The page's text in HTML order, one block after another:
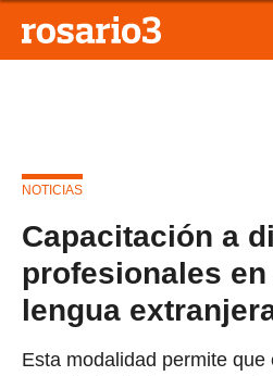
NOTICIAS
Capacitación a
profesionales
lengua
Esta modalidad permite que